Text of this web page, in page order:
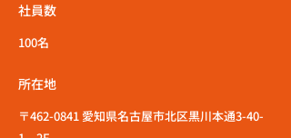
社員数
100名
所在地
〒462-0841 愛知県名古屋市北区黒川本通3-40-